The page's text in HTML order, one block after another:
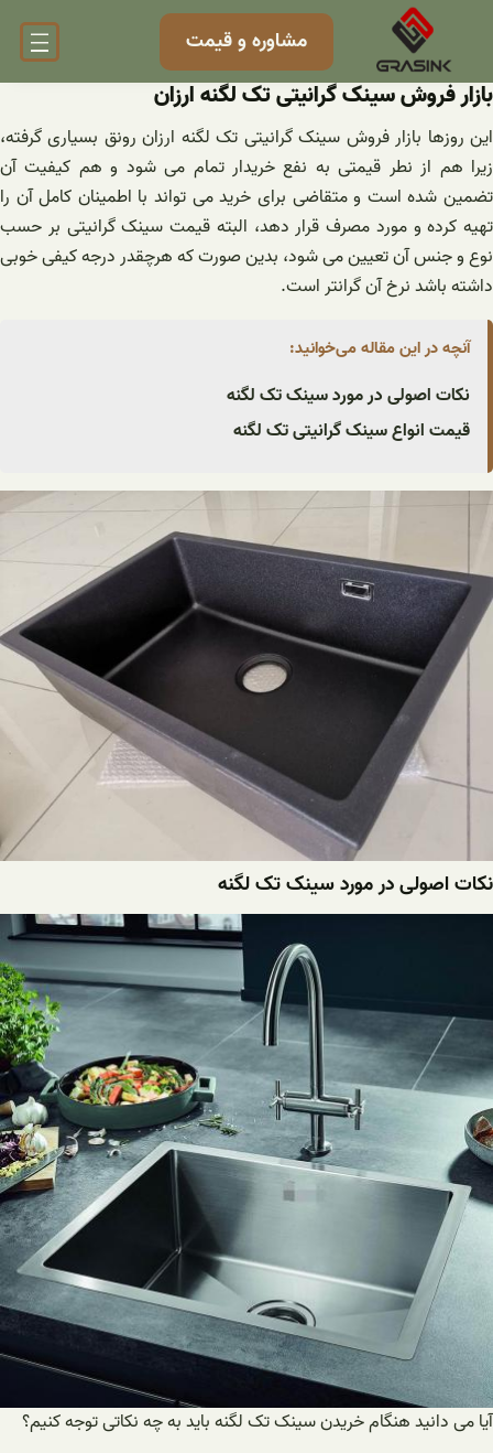
مشاوره و قیمت
فروش سینک گرانیتی تک لگنه ارزان
بازار فروش سینک گرانیتی تک لگنه ارزان رونق بسیاری گرفته،
از نطر قیمتی به نفع خریدار تمام می شود و هم کیفیت آن
شده است و متقاضی برای خرید می تواند با اطمینان کامل آن را
و مورد مصرف قرار دهد، البته قیمت سینک گرانیتی بر حسب
آن تعیین می شود، بدین صورت که هرچقدر درجه کیفی خوبی
نرخ آن گرانتر است.
در این مقاله می‌خوانید:
اصولی در مورد سینک تک لگنه
انواع سینک گرانیتی تک لگنه
در مورد سینک تک لگنه
دانید هنگام خریدن سینک تک لگنه باید به چه نکاتی توجه کنیم؟